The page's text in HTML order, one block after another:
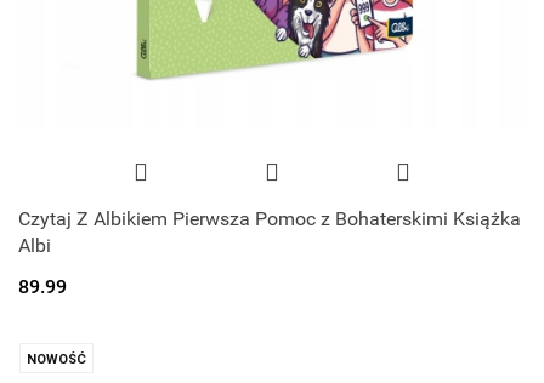
Czytaj Z Albikiem Pierwsza Pomoc z Bohaterskimi Książka
Albi
89.99
NOWOŚĆ